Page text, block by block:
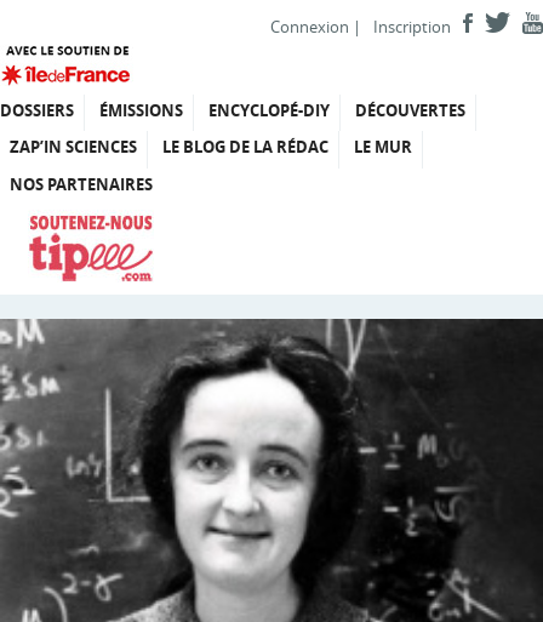
Connexion | Inscription
DOSSIERS ÉMISSIONS ENCYCLOPÉ-DIY
DÉCOUVERTES
ZAP’IN SCIENCES
LE BLOG DE LA RÉDAC
LE MUR
NOS PARTENAIRES